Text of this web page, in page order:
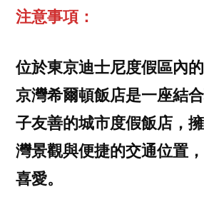
注意事項：
位於東京迪士尼度假區內
京灣希爾頓飯店是一座結
子友善的城市度假飯店，
灣景觀與便捷的交通位置
喜愛。